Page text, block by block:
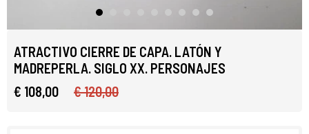
ATRACTIVO CIERRE DE CAPA. LATÓN Y
MADREPERLA. SIGLO XX. PERSONAJES
€ 108,00
€ 120,00